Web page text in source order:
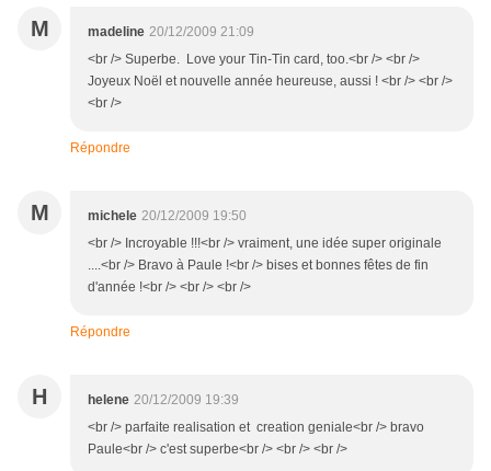
M madeline 20/12/2009 21:09
<br /> Superbe. Love your Tin-Tin card, too.<br /> <br />
Joyeux Noël et nouvelle année heureuse, aussi ! <br /> <br />
<br />
Répondre
M michele 20/12/2009 19:50
<br /> Incroyable !!!<br /> vraiment, une idée super originale
....<br /> Bravo à Paule !<br /> bises et bonnes fêtes de fin
d'année !<br /> <br /> <br />
Répondre
H helene 20/12/2009 19:39
<br /> parfaite realisation et creation geniale<br /> bravo
Paule<br /> c'est superbe<br /> <br /> <br />